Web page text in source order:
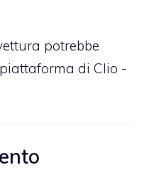
potrebbe
di Clio -